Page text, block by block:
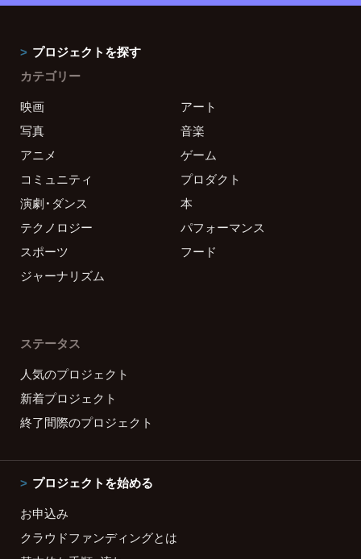
プロジェクトを探す
カテゴリー
映画
アート
写真
音楽
アニメ
ゲーム
コミュニティ
プロダクト
演劇・ダンス
本
テクノロジー
パフォーマンス
スポーツ
フード
ジャーナリズム
ステータス
人気のプロジェクト
新着プロジェクト
終了間際のプロジェクト
プロジェクトを始める
お申込み
クラウドファンディングとは